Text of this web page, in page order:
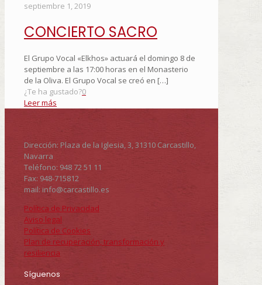
septiembre 1, 2019
CONCIERTO SACRO
El Grupo Vocal «Elkhos» actuará el domingo 8 de
septiembre a las 17:00 horas en el Monasterio
de la Oliva. El Grupo Vocal se creó en […]
¿Te ha gustado?0
Leer más
Dirección: Plaza de la Iglesia, 3, 31310 Carcastillo,
Navarra
Teléfono: 948 72 51 11
Fax: 948-715812
mail: info@carcastillo.es
Política de Privacidad
Aviso legal
Política de Cookies
Plan de recuperación, transformación y
resiliencia
Síguenos